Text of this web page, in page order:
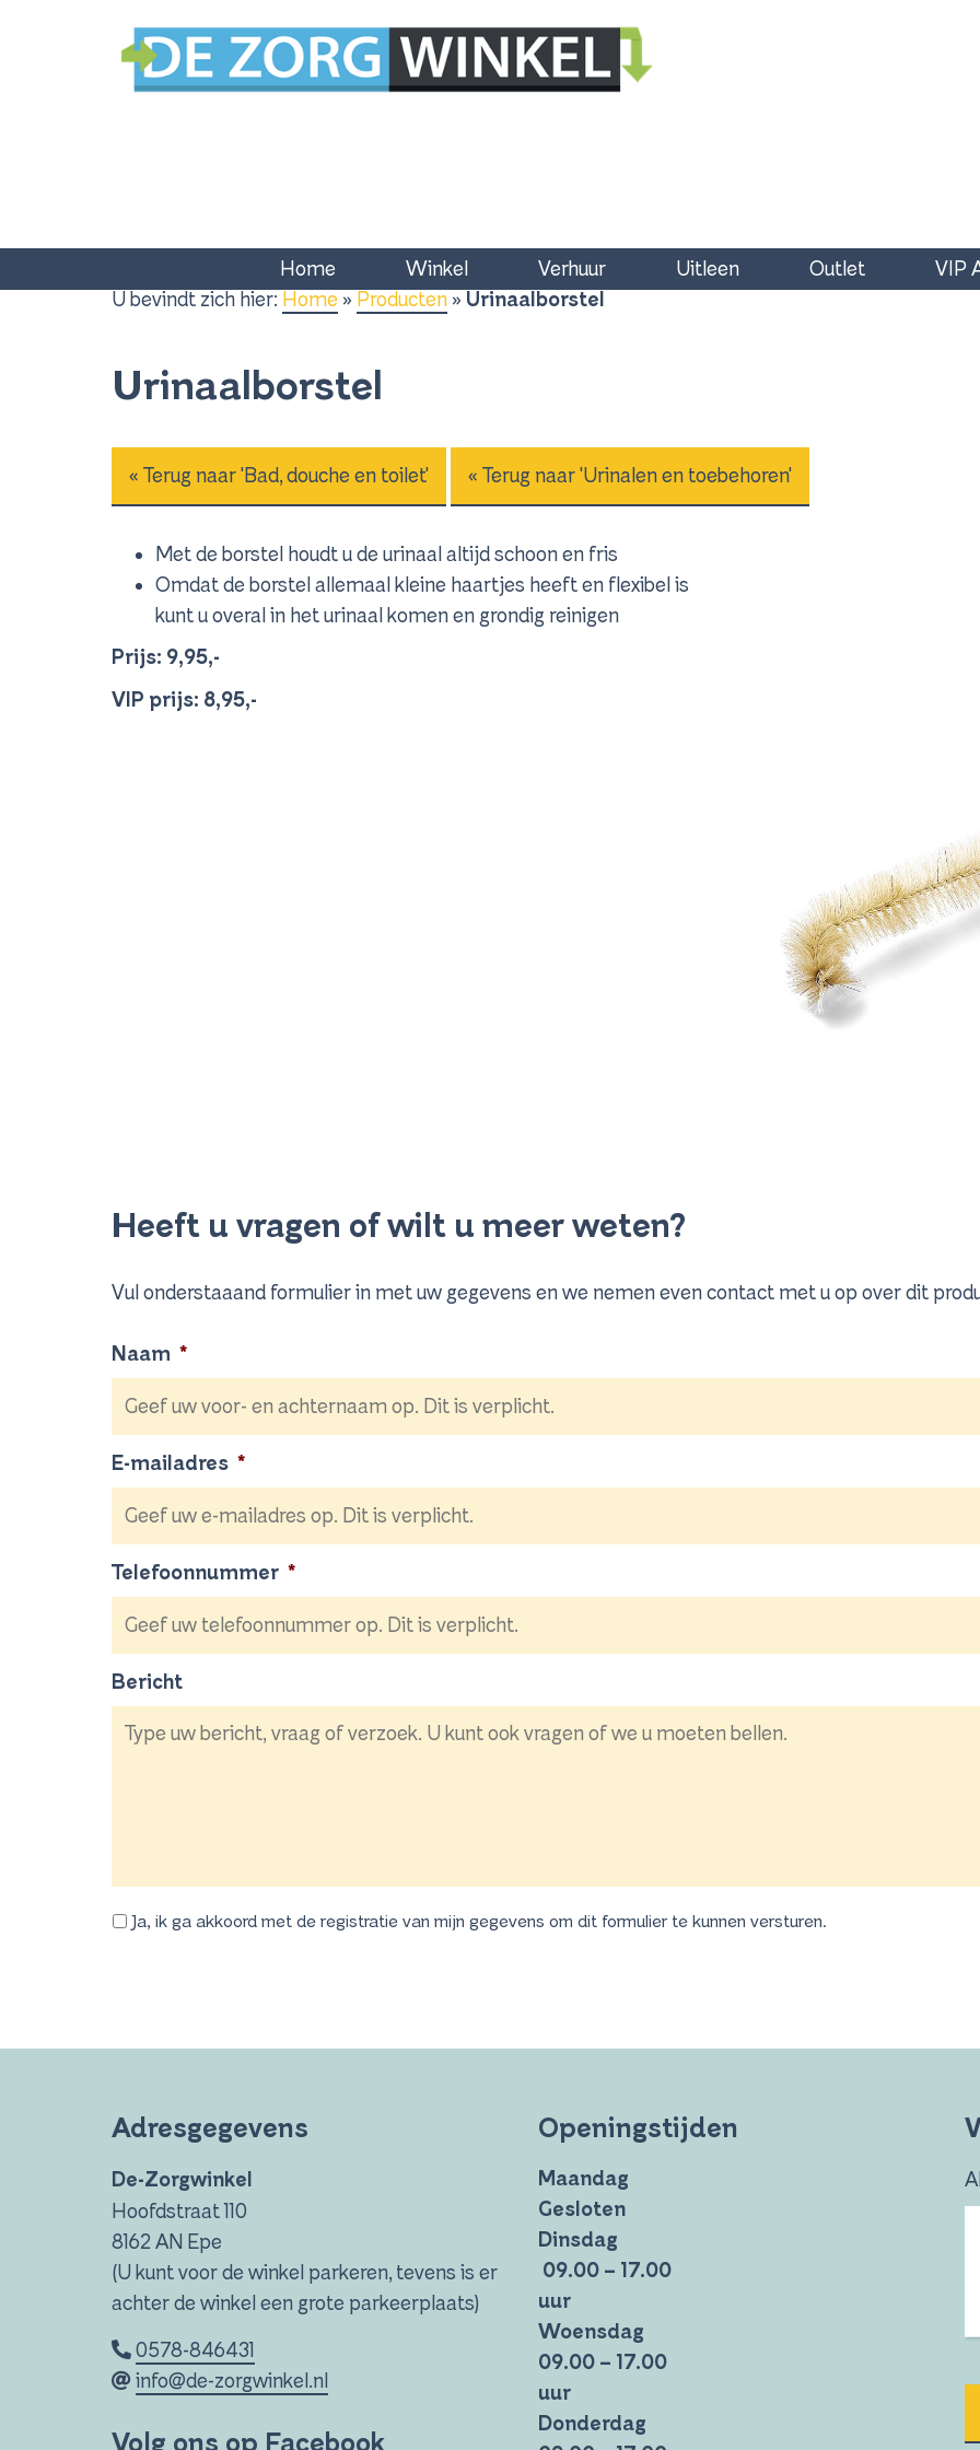
Home Winkel Verhuur Uitleen Outlet
VIP
U bevindt zich hier: Home » Producten » Urinaalborstel
Urinaalborstel
« Terug naar 'Bad, douche en toilet' « Terug naar 'Urinalen en toebehoren'
Met de borstel houdt u de urinaal altijd schoon en fris
Omdat de borstel allemaal kleine haartjes heeft en flexibel is
kunt u overal in het urinaal komen en grondig reinigen
Prijs: 9,95,-
VIP prijs: 8,95,-
Heeft u vragen of wilt u meer weten?
Vul onderstaaand formulier in met uw gegevens en we nemen even contact met u op over dit
Naam *
E-mailadres *
Telefoonnummer *
Bericht
Ja, ik ga akkoord met de registratie van mijn gegevens om dit formulier te kunnen versturen.
Adresgegevens
De-Zorgwinkel
Hoofdstraat 110
8162 AN Epe
(U kunt voor de winkel parkeren, tevens is er
achter de winkel een grote parkeerplaats)
0578-846431
info@de-zorgwinkel.nl
Volg ons op Facebook
Openingstijden
Maandag
Gesloten
Dinsdag
09.00 – 17.00
uur
Woensdag
09.00 – 17.00
uur
Donderdag